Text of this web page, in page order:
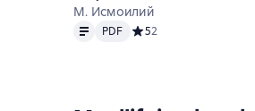
М. Исмоилий
Matn PDF
PDF Средний рейтинг 5 на
52